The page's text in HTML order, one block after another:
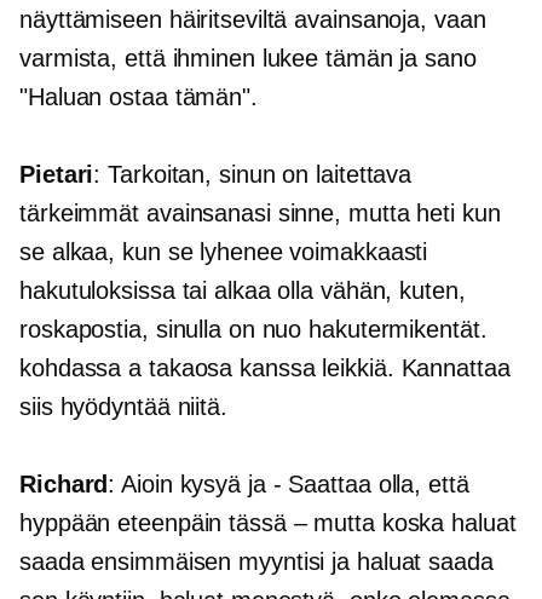
näyttämiseen häiritseviltä avainsanoja, vaan
varmista, että ihminen lukee tämän ja sano
"Haluan ostaa tämän".
Pietari: Tarkoitan, sinun on laitettava
tärkeimmät avainsanasi sinne, mutta heti kun
se alkaa, kun se lyhenee voimakkaasti
hakutuloksissa tai alkaa olla vähän, kuten,
roskapostia, sinulla on nuo hakutermikentät.
kohdassa a takaosa kanssa leikkiä. Kannattaa
siis hyödyntää niitä.
Richard: Aioin kysyä ja - Saattaa olla, että
hyppään eteenpäin tässä – mutta koska haluat
saada ensimmäisen myyntisi ja haluat saada